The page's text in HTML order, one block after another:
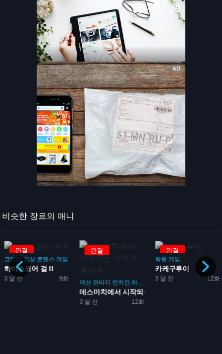
비슷한 장르의 애니
이세계 게임
완결
코미디 일상 로맨스 게임
3 달 전 9화
하이스코어 걸 II
완결
액션 판타지 먼치킨 하렘 이세계 모험
3 달 전 12화
데스마치에서 시작되는 이세계...
완결
학원 게임
3 달 전 12화
카케구루이